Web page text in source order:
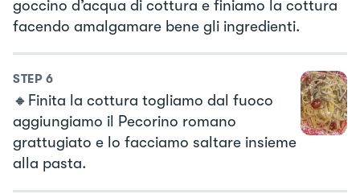
goccino d’acqua di cottura e finiamo la cottura
facendo amalgamare bene gli ingredienti.
STEP 6
🔸Finita la cottura togliamo dal fuoco
aggiungiamo il Pecorino romano
grattugiato e lo facciamo saltare insieme
alla pasta.